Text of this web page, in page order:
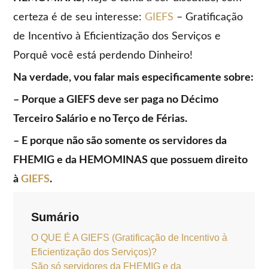
certeza é de seu interesse:GIEFS – Gratificação
de Incentivo à Eficientização dos Serviços e
Porquê você está perdendo Dinheiro!
Na verdade, vou falar mais especificamente sobre:
– Porque a GIEFS deve ser paga no Décimo
Terceiro Salário e no Terço de Férias.
– E porque não são somente os servidores da
FHEMIG e da HEMOMINAS que possuem direito
àGIEFS.
Sumário
O QUE É A GIEFS (Gratificação de Incentivo à
Eficientização dos Serviços)?
São só servidores da FHEMIG e da